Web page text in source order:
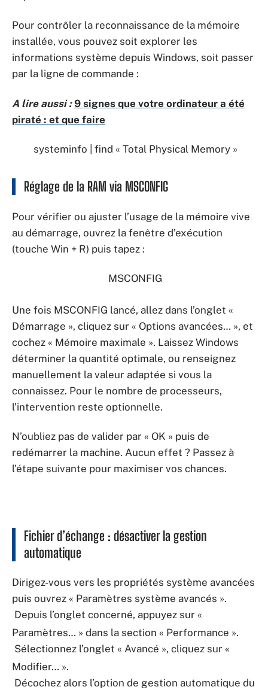
Pour contrôler la reconnaissance de la mémoire
installée, vous pouvez soit explorer les
informations système depuis Windows, soit passer
par la ligne de commande :
A lire aussi : 9 signes que votre ordinateur a été
piraté : et que faire
systeminfo | find « Total Physical Memory »
Réglage de la RAM via MSCONFIG
Pour vérifier ou ajuster l’usage de la mémoire vive
au démarrage, ouvrez la fenêtre d’exécution
(touche Win + R) puis tapez :
MSCONFIG
Une fois MSCONFIG lancé, allez dans l’onglet «
Démarrage », cliquez sur « Options avancées… », et
cochez « Mémoire maximale ». Laissez Windows
déterminer la quantité optimale, ou renseignez
manuellement la valeur adaptée si vous la
connaissez. Pour le nombre de processeurs,
l’intervention reste optionnelle.
N’oubliez pas de valider par « OK » puis de
redémarrer la machine. Aucun effet ? Passez à
l’étape suivante pour maximiser vos chances.
Fichier d’échange : désactiver la gestion
automatique
Dirigez-vous vers les propriétés système avancées
puis ouvrez « Paramètres système avancés ».
Depuis l’onglet concerné, appuyez sur «
Paramètres… » dans la section « Performance ».
Sélectionnez l’onglet « Avancé », cliquez sur «
Modifier… ».
Décochez alors l’option de gestion automatique du